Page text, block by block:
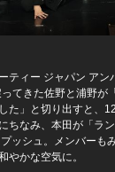
ティー ジャパン アン
てきた佐野と浦野が
た」と切り出すと、
ちなみ、本田が「ラ
ッシュ。メンバーも
やかな空気に。